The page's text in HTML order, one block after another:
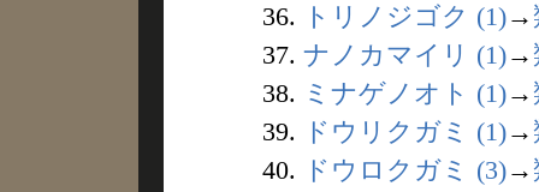
36.
トリノジゴク (1)→
37. ナノカマイリ (1)→
38. ミナゲノオト (1)→
39.
ドウリクガミ (1)→
40.
ドウロクガミ (3)→